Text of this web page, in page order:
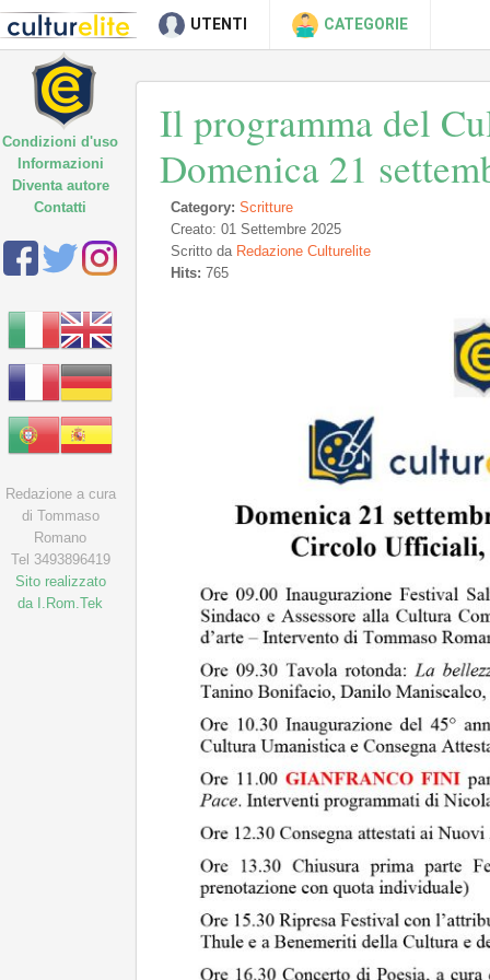
UTENTI CATEGORIE
Il programma del
Domenica 21
Category: Scritture
Creato: 01 Settembre 2025
Scritto da Redazione Culturelite
Hits: 765
Condizioni d'uso
Informazioni
Diventa autore
Contatti
Redazione a cura
di Tommaso
Romano
Tel 3493896419
Sito realizzato
da I.Rom.Tek